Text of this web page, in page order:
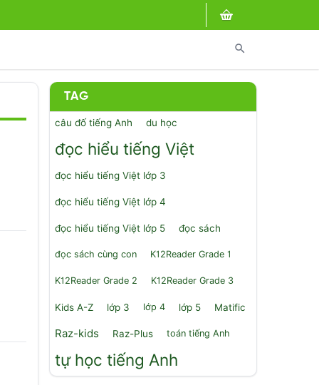
search
TAG
câu đố tiếng Anh du học
đọc hiểu tiếng Việt
đọc hiểu tiếng Việt lớp 3
đọc hiểu tiếng Việt lớp 4
đọc hiểu tiếng Việt lớp 5 đọc sách
đọc sách cùng con K12Reader Grade 1
K12Reader Grade 2 K12Reader Grade 3
Kids A-Z lớp 3 lớp 4 lớp 5 Matific
Raz-kids Raz-Plus toán tiếng Anh
tự học tiếng Anh